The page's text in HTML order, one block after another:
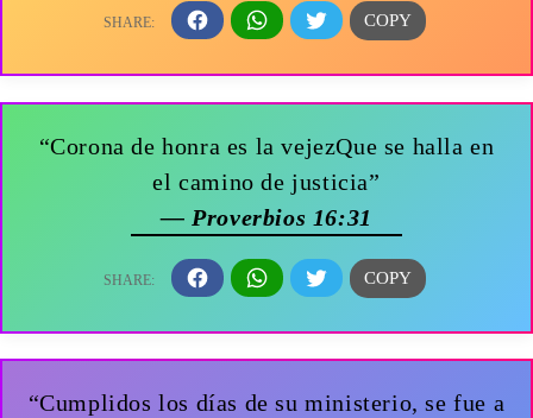
“Corona de honra es la vejezQue se halla en
el camino de justicia”
— Proverbios 16:31
“Cumplidos los días de su ministerio, se fue a